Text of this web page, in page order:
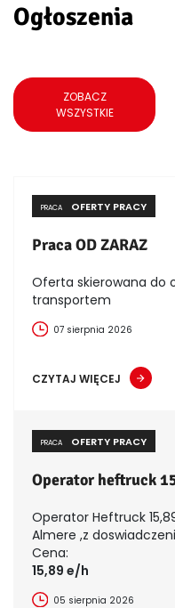
Ogłoszenia
ZOBACZ
WSZYSTKIE
PRACA OFERTY PRACY
Praca OD ZARAZ
Oferta skierowana do
transportem
07 sierpnia 2026
CZYTAJ WIĘCEJ
PRACA OFERTY PRACY
Operator heftruck
Operator Heftruck
Almere ,z
Cena:
15,89 e/h
05 sierpnia 2026